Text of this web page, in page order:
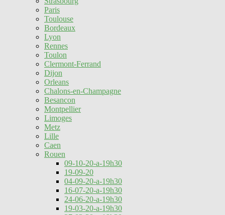
Paris
Toulouse
Bordeaux
Lyon
Rennes
Toulon
Clermont-Ferrand
Dijon
Orleans
Chalons-en-Champagne
Besancon
Montpellier
Limoges
Metz
Lille
Caen
Rouen
09-10-20-a-19h30
19-09-20
04-09-20-a-19h30
16-07-20-a-19h30
24-06-20-a-19h30
19-03-20-a-19h30